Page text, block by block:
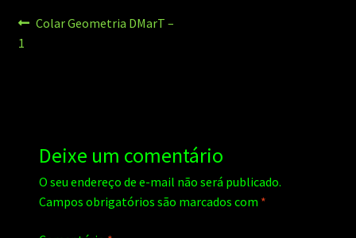
Navegação
de
Post
Colar Geometria DMarT –
1
Deixe um comentário
O seu endereço de e-mail não será publicado.
Campos obrigatórios são marcados com *